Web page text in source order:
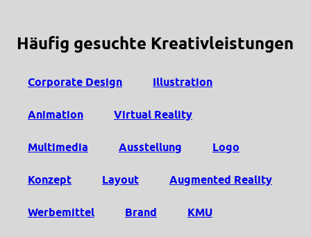
Häufig gesuchte Kreativleistungen
Corporate Design Illustration
Animation Virtual Reality
Multimedia Ausstellung Logo
Konzept Layout Augmented Reality
Werbemittel Brand KMU